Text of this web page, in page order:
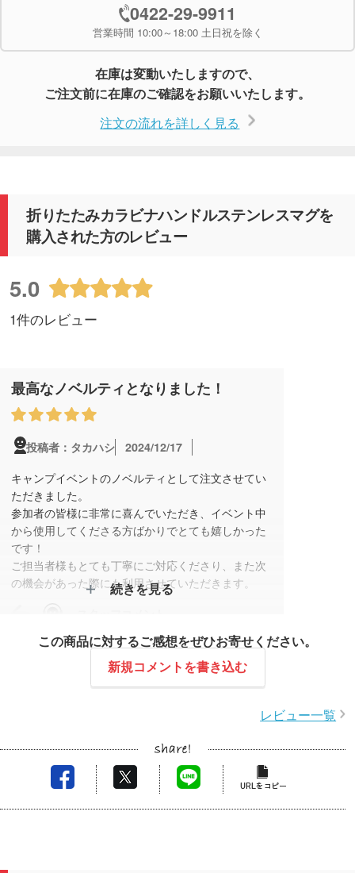
0422-29-9911
営業時間 10:00～18:00 土日祝を除く
在庫は変動いたしますので、
ご注文前に在庫のご確認をお願いいたします。
注文の流れを詳しく見る
折りたたみカラビナハンドルステンレスマグを
購入された方のレビュー
5.0
1件のレビュー
最高なノベルティとなりました！
投稿者：タカハシ
2024/12/17
キャンプイベントのノベルティとして注文させてい
ただきました。
参加者の皆様に非常に喜んでいただき、イベント中
から使用してくださる方ばかりでとても嬉しかった
です！
ご担当者様もとても丁寧にご対応くださり、また次
の機会があった際にも利用させていただきます。
この度はレビュー投稿をいただきありがとうござい
ただけた方がたくさんいらっしゃったのではないで
スタッフの対応についてもお褒めの言葉をいただ
き、大変励みになります。
また次回もお手伝いできることを楽しみにしており
続きを見る
この商品に対するご感想をぜひお寄せください。
新規コメントを書き込む
レビュー一覧